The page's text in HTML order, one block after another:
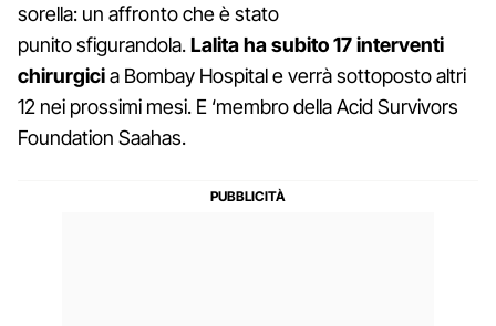
sorella: un affronto che è stato
punito sfigurandola.Lalita ha subito 17 interventi
chirurgicia Bombay Hospital e verrà sottoposto altri
12 nei prossimi mesi. E ‘membro della Acid Survivors
Foundation Saahas.